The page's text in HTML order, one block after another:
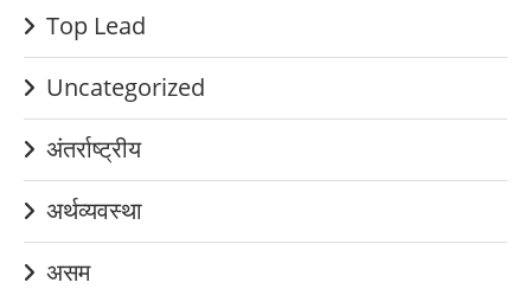
Top Lead
Uncategorized
अंतर्राष्ट्रीय
अर्थव्यवस्था
असम